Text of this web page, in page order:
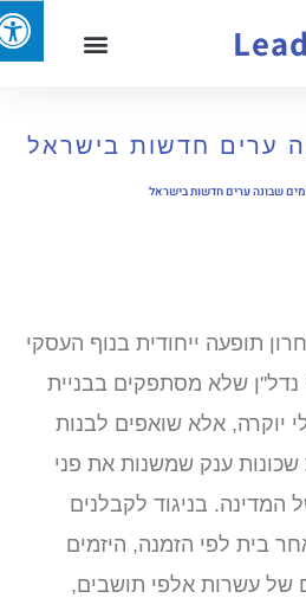
ערים חדשות בישראל
שבונה ערים חדשות בישראל
תופעה ייחודית בנוף העסקי
שלא מסתפקים בבניית
יוקרה, אלא שואפים לבנות
ענק שמשנות את פני
בניגוד לקבלנים
בית לפי הזמנה, היזמים
עשרות אלפי תושבים,